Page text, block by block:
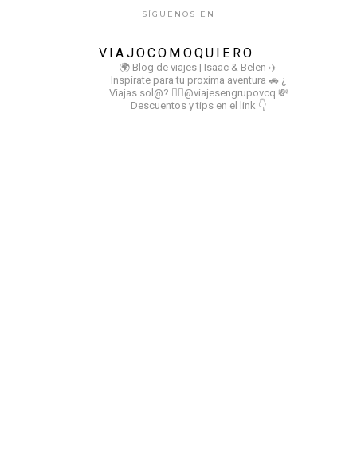
SÍGUENOS EN
VIAJOCOMOQUIERO
🌍 Blog de viajes | Isaac & Belen ✈️
Inspírate para tu proxima aventura 🚗 ¿
Viajas sol@? 👉🏻@viajesengrupovcq 💸
Descuentos y tips en el link 👇